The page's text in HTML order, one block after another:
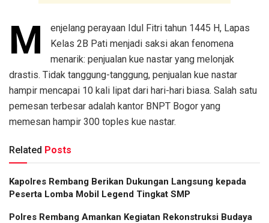
M
enjelang perayaan Idul Fitri tahun 1445 H, Lapas
Kelas 2B Pati menjadi saksi akan fenomena
menarik: penjualan kue nastar yang melonjak
drastis. Tidak tanggung-tanggung, penjualan kue nastar
hampir mencapai 10 kali lipat dari hari-hari biasa. Salah satu
pemesan terbesar adalah kantor BNPT Bogor yang
memesan hampir 300 toples kue nastar.
Related Posts
Kapolres Rembang Berikan Dukungan Langsung kepada
Peserta Lomba Mobil Legend Tingkat SMP
Polres Rembang Amankan Kegiatan Rekonstruksi Budaya